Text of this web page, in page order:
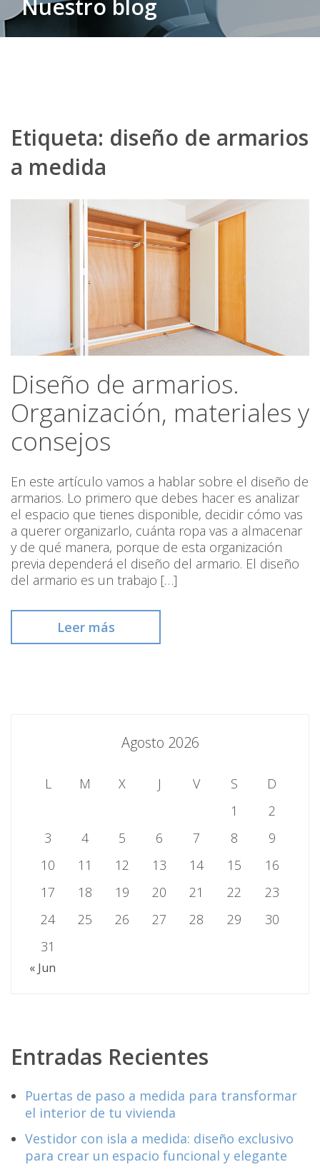
Nuestro blog
Etiqueta: diseño de armarios
a medida
Diseño de armarios.
Organización, materiales y
consejos
En este artículo vamos a hablar sobre el diseño de
armarios. Lo primero que debes hacer es analizar
el espacio que tienes disponible, decidir cómo vas
a querer organizarlo, cuánta ropa vas a almacenar
y de qué manera, porque de esta organización
previa dependerá el diseño del armario. El diseño
del armario es un trabajo […]
Leer más
Agosto 2026
L M X J V S
D
1
2
3
4 5 6 7 8
9
10
11 12 13 14 15
16
17
18 19 20 21 22
23
24
25 26 27 28 29
30
31
« Jun
Entradas Recientes
Puertas de paso a medida para transformar
el interior de tu vivienda
Vestidor con isla a medida: diseño exclusivo
para crear un espacio funcional y elegante